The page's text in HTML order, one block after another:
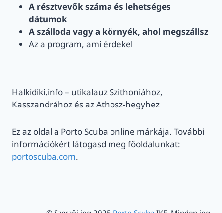
A résztvevők száma és lehetséges
dátumok
A szálloda vagy a környék, ahol megszállsz
Az a program, ami érdekel
Halkidiki.info – utikalauz Szithoniához,
Kasszandrához és az Athosz-hegyhez
Ez az oldal a Porto Scuba online márkája. További
információkért látogasd meg főoldalunkat:
portoscuba.com.